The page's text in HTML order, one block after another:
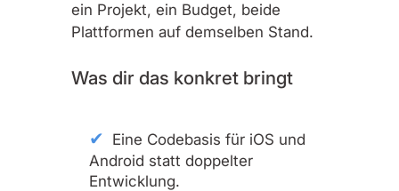
ein Projekt, ein Budget, beide
Plattformen auf demselben Stand.
Was dir das konkret bringt
Eine Codebasis für iOS und
Android statt doppelter
Entwicklung.